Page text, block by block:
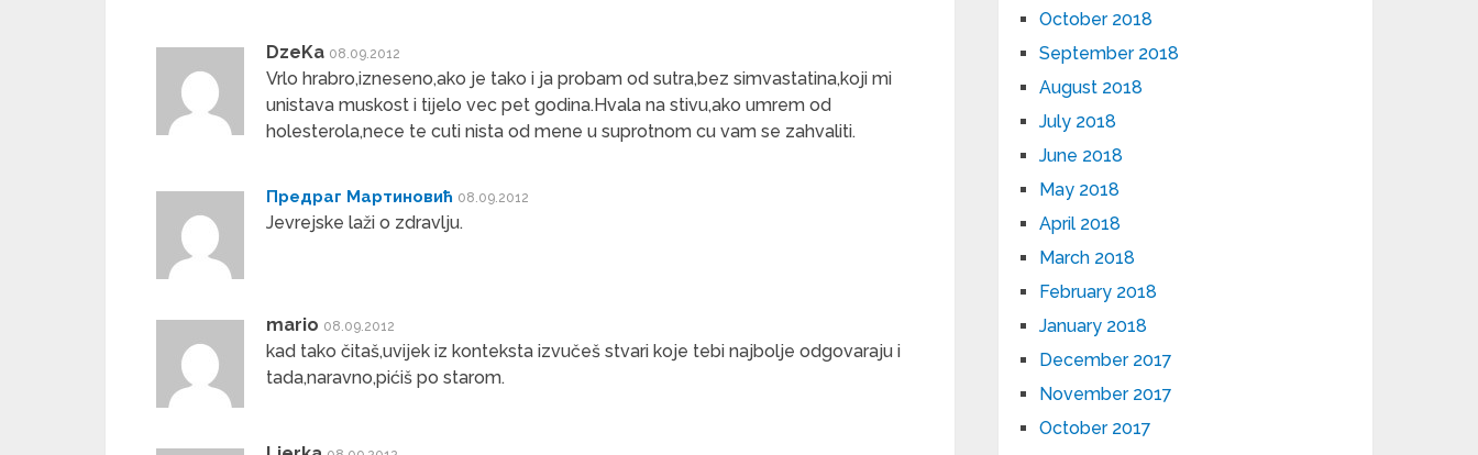
DzeKa 08.09.2012
Vrlo hrabro,izneseno,ako je tako i ja probam od sutra,bez simvastatina,koji mi
unistava muskost i tijelo vec pet godina.Hvala na stivu,ako umrem od
holesterola,nece te cuti nista od mene u suprotnom cu vam se zahvaliti.
Предраг Мартиновић 08.09.2012
Jevrejske laži o zdravlju.
mario 08.09.2012
kad tako čitaš,uvijek iz konteksta izvučeš stvari koje tebi najbolje odgovaraju i
tada,naravno,pićiš po starom.
October 2018
September 2018
August 2018
July 2018
June 2018
May 2018
April 2018
March 2018
February 2018
January 2018
December 2017
November 2017
October 2017